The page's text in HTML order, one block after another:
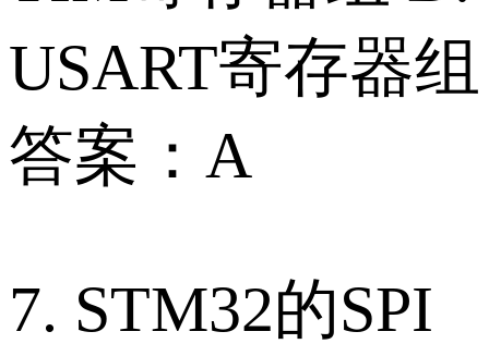
USART寄存器组
答案：A
7. STM32的SPI